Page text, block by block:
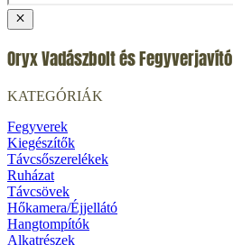
Oryx Vadászbolt és Fegyverjavító
KATEGÓRIÁK
Fegyverek
Kiegészítők
Távcsőszerelékek
Ruházat
Távcsövek
Hőkamera/Éjjellátó
Hangtompítók
Alkatrészek